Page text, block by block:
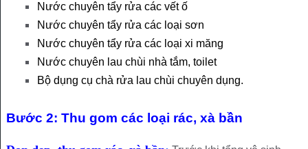
Nước chuyên tẩy rửa các vết ố
Nước chuyên tẩy rửa các loại sơn
Nước chuyên tẩy rửa các loại xi măng
Nước chuyên lau chùi nhà tắm, toilet
Bộ dụng cụ chà rửa lau chùi chuyên dụng.
Bước 2: Thu gom các loại rác, xà bần